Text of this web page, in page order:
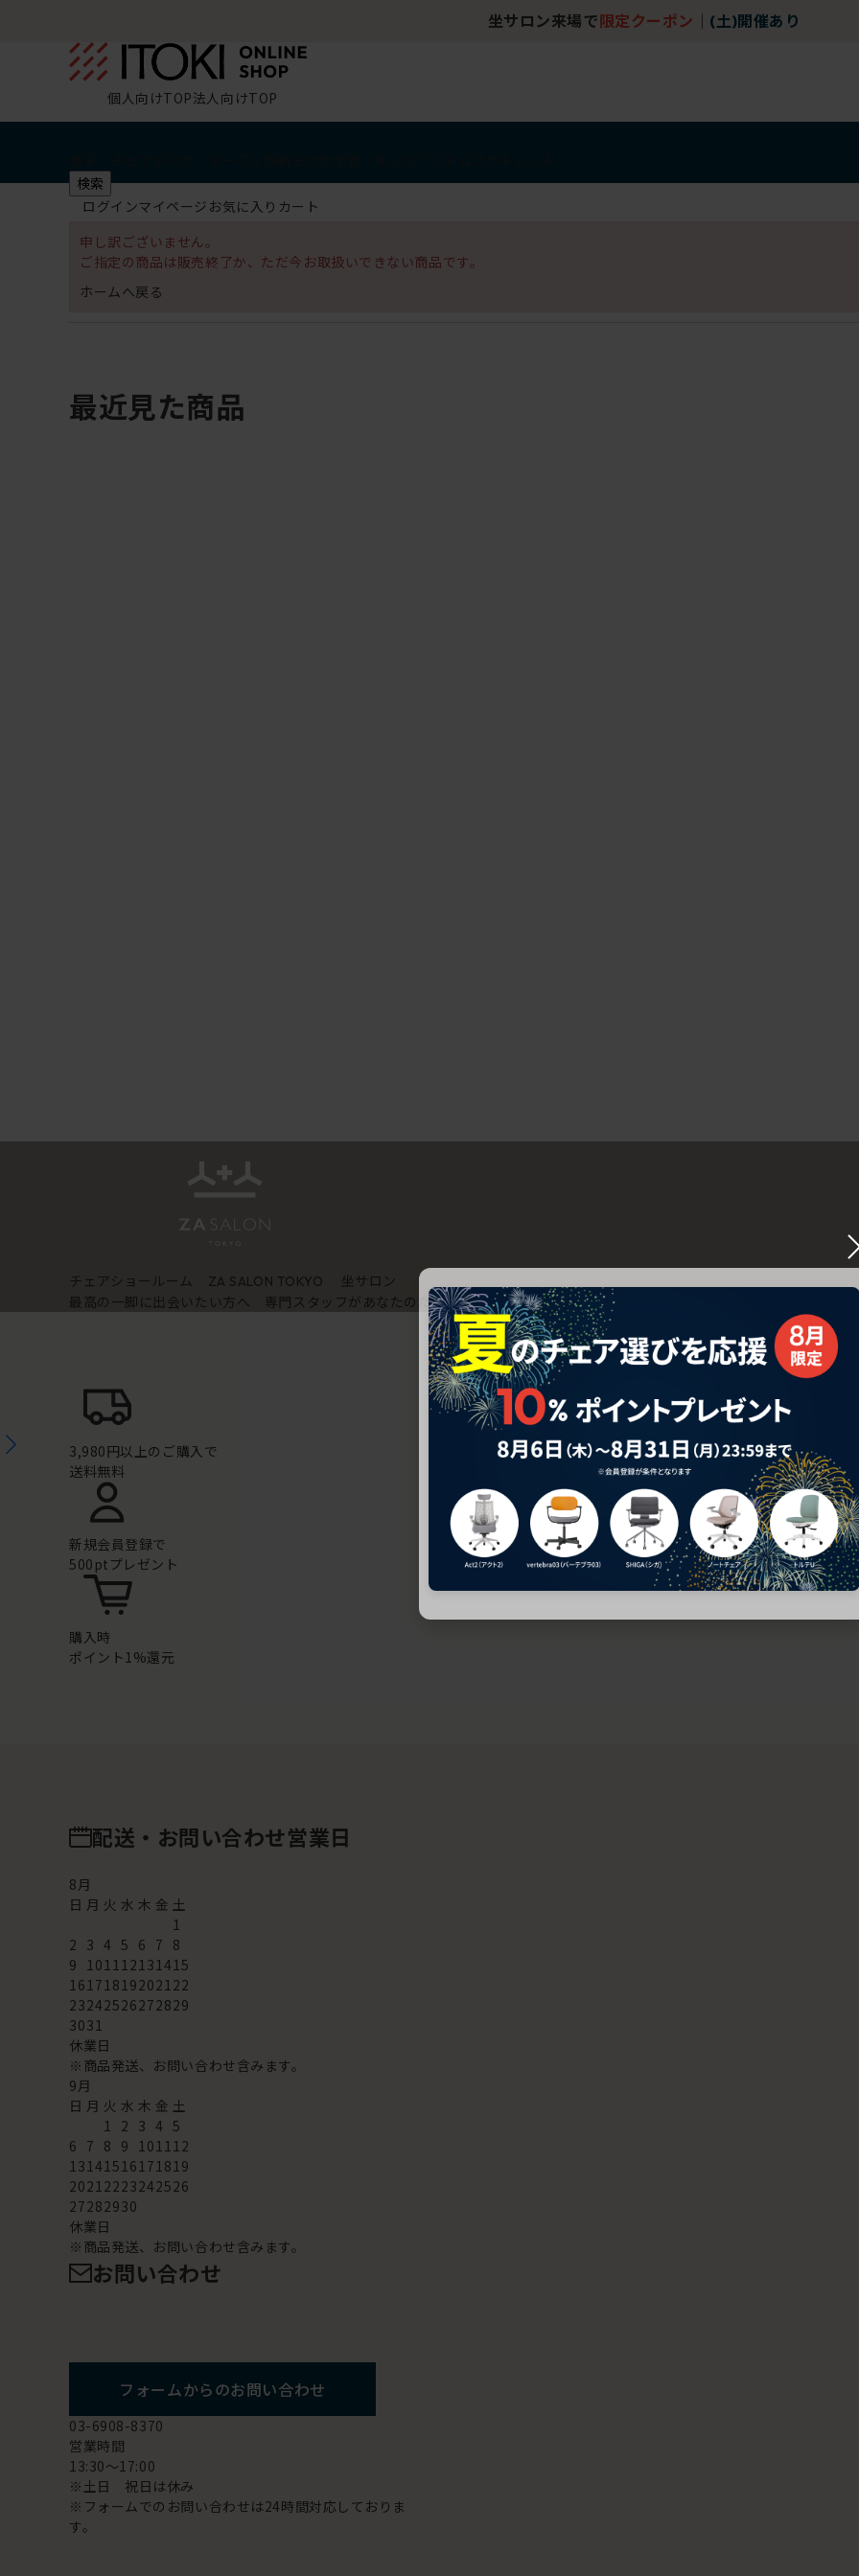
坐サロン来場で 限定クーポン (土)開催あり
個人向けTOP法人向けTOP
検索
ログインマイページ お気に入り カート
申し訳ございません。
ご指定の商品は販売終了か、ただ今お取扱いできない商品です。
ホームへ戻る
最近見た商品
チェアショールーム ZA SALON TOKYO
坐サロン
最高の一脚に出会いたい方へ 専門スタッフがあなたのための椅子選びをサポートいたします。
3,980円以上のご購入で
送料無料
新規会員登録で
500ptプレゼント
購入時
ポイント1%還元
配送・お問い合わせ営業日
8月
日 月 火 水 木 金 土
1
2 3 4 5 6 7 8
9 101112131415
16171819202122
23242526272829
3031
休業日
※商品発送、お問い合わせ含みます。
9月
日 月 火 水 木 金 土
1 2 3 4 5
6 7 8 9 101112
13141516171819
20212223242526
27282930
休業日
※商品発送、お問い合わせ含みます。
お問い合わせ
フォームからのお問い合わせ
03-6908-8370
営業時間
13:30～17:00
※土日 祝日は休み
※フォームでのお問い合わせは24時間対応しておりま
す。